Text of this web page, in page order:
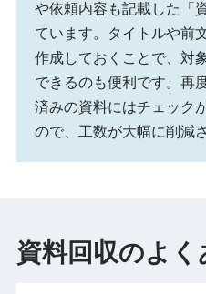
や依頼内容も記載した「
ています。タイトルや前
作成しておくことで、対
できるのも便利です。再
済みの資料にはチェック
ので、工数が大幅に削減
資料回収のよく